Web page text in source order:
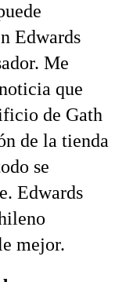
Edwards
Me
que
de Gath
de la tienda
se
Edwards
mejor.